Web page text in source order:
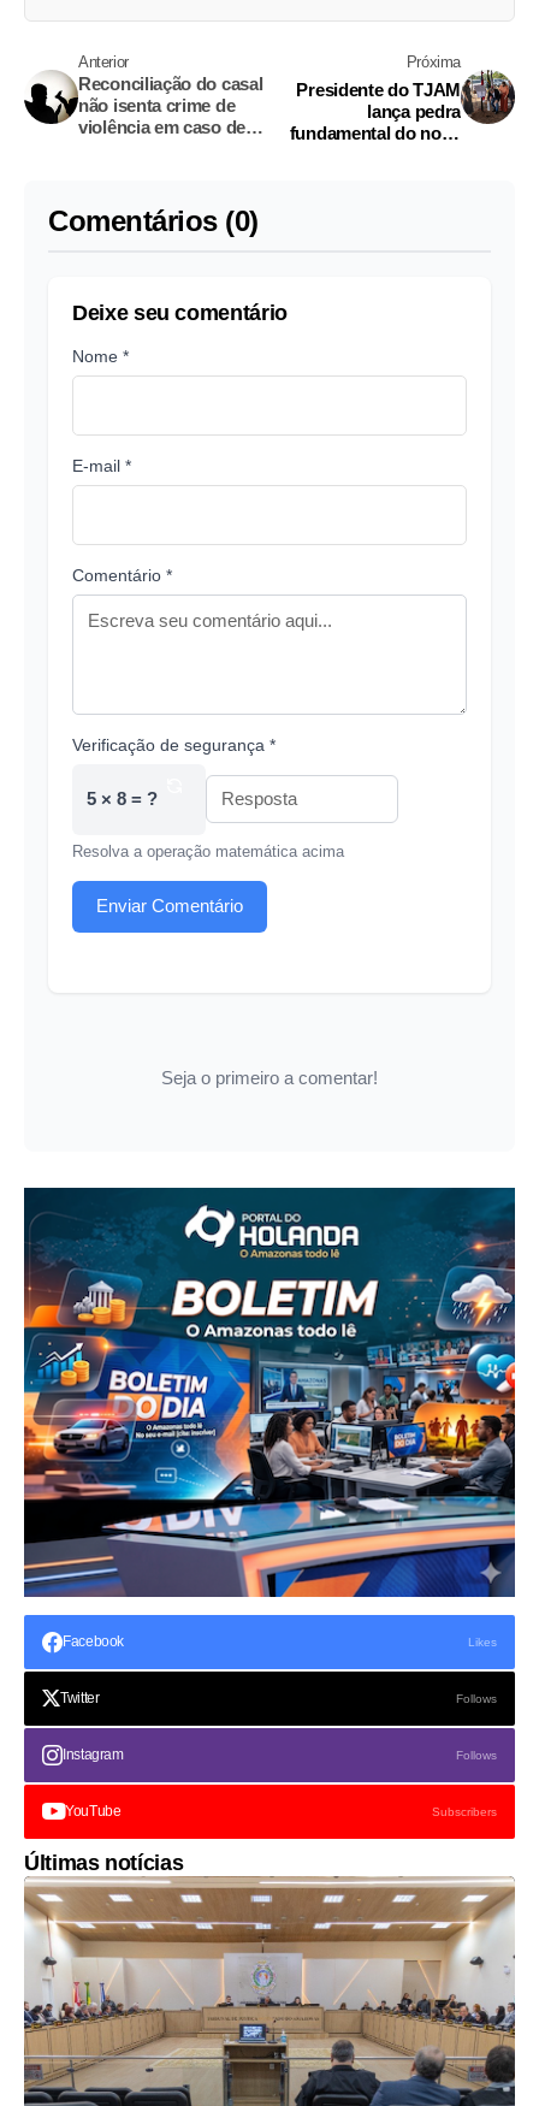
Anterior
Reconciliação do casal
não isenta crime de
violência em caso de
Próxima
Presidente do TJAM
lança pedra
fundamental do novo
Comentários (0)
Deixe seu comentário
Nome *
E-mail *
Comentário *
Verificação de segurança *
5 × 8 = ?
Resolva a operação matemática acima
Enviar Comentário
Seja o primeiro a comentar!
Facebook Likes
Twitter Follows
Instagram Follows
YouTube Subscribers
Últimas notícias